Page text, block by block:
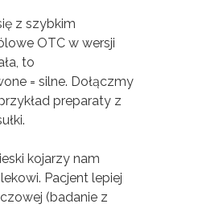
z szybkim
OTC w wersji
to
= silne. Dołączmy
preparaty z
kojarzy nam
Pacjent lepiej
(badanie z